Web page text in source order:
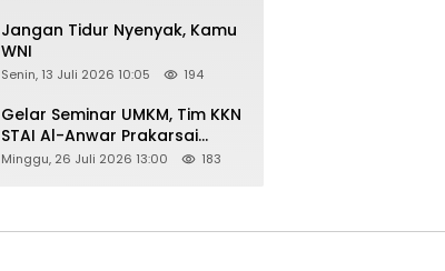
Jangan Tidur Nyenyak, Kamu
WNI
Senin, 13 Juli 2026 10:05 194
Gelar Seminar UMKM, Tim KKN
STAI Al-Anwar Prakarsai
Usaha Tepung Maizena di
Minggu, 26 Juli 2026 13:00 183